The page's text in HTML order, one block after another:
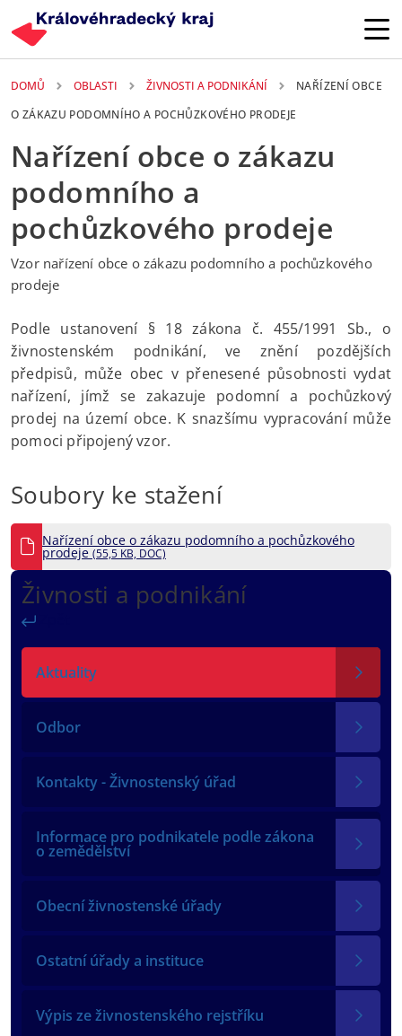
DOMŮ OBLASTI ŽIVNOSTI A PODNIKÁNÍ
NAŘÍZENÍ OBCE
O ZÁKAZU PODOMNÍHO A POCHŮZKOVÉHO PRODEJE
Nařízení obce o zákazu
podomního a
pochůzkového prodeje
Živnosti a podnikání
Aktuality
Odbor
Kontakty - Živnostenský úřad
Informace pro podnikatele podle zákona
o zemědělství
Obecní živnostenské úřady
Ostatní úřady a instituce
Výpis ze živnostenského rejstříku
Vzor nařízení obce o zákazu podomního a pochůzkového
prodeje
Podle ustanovení § 18 zákona č. 455/1991 Sb., o
živnostenském podnikání, ve znění pozdějších
předpisů, může obec v přenesené působnosti vydat
nařízení, jímž se zakazuje podomní a pochůzkový
prodej na území obce. K snazšímu vypracování může
pomoci připojený vzor.
Soubory ke stažení
Nařízení obce o zákazu podomního a pochůzkového
prodeje(55,5 KB, DOC)